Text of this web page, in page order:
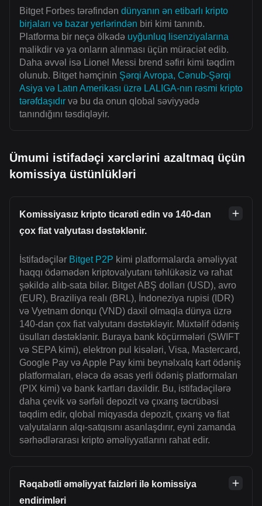
Bitget Forbes tərəfindən dünyanın ən etibarlı kripto
birjaları və bazar yerlərindən biri kimi tanınıb.
Platforma bir neçə ölkədə uyğunluq lisenziyalarına
malikdir və ya onların alınması üçün müraciət edib.
Daha əvvəl isə Lionel Messi brend səfiri kimi təqdim
olunub. Bitget həmçinin Şərqi Avropa, Cənub-Şərqi
Asiya və Latın Amerikası üzrə LALIGA-nın rəsmi kripto
tərəfdaşıdır və bu da onun qlobal səviyyədə
tanındığını təsdiqləyir.
Ümumi istifadəçi xərclərini azaltmaq üçün
komissiya üstünlükləri
Komissiyasız kripto ticarəti edin və 140-dan
çox fiat valyutası dəstəklənir.
İstifadəçilər Bitget P2P kimi platformalarda əməliyyat
haqqı ödəmədən kriptovalyutanı təhlükəsiz və rahat
şəkildə alıb-sata bilər. Bitget ABŞ dolları (USD), avro
(EUR), Braziliya realı (BRL), İndoneziya rupisi (IDR)
və Vyetnam donqu (VND) daxil olmaqla dünya üzrə
140-dan çox fiat valyutanı dəstəkləyir. Müxtəlif ödəniş
üsulları dəstəklənir. Buraya bank köçürmələri (SWIFT
və SEPA kimi), elektron pul kisələri, Visa, Mastercard,
Google Pay və Apple Pay kimi beynəlxalq kart ödəniş
platformaları, eləcə də əsas yerli ödəniş platformaları
(PIX kimi) və bank kartları daxildir. Bu, istifadəçilərə
daha çevik və sərfəli depozit və çıxarış təcrübəsi
təqdim edir, qlobal miqyasda depozit, çıxarış və fiat
valyutaların alqı-satqısını asanlaşdırır, eyni zamanda
sərhədlərarası kripto əməliyyatlarını rahat edir.
Rəqabətli əməliyyat faizləri ilə komissiya
endirimləri